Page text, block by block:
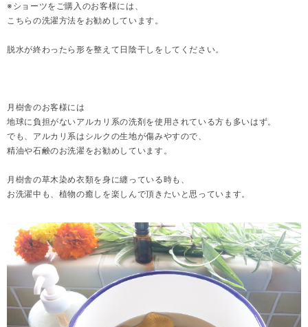
※ショーツをご購入のお客様には、
こちらの洗濯方法をお勧めしています。
脱水が終わったら形を整えて日陰干しをしてください。
月樹舎のお客様には
地球に負担がないアルカリ系の洗剤を使用されている方も多いはず。
でも、アルカリ系はシルクの生地が傷みやすので、
精油や石鹸のお洗濯をお勧めしています。
月樹舎の草木染め衣類を身に纏っている時も、
お洗濯中も、植物の癒しを楽しんで頂きたいと思っています。